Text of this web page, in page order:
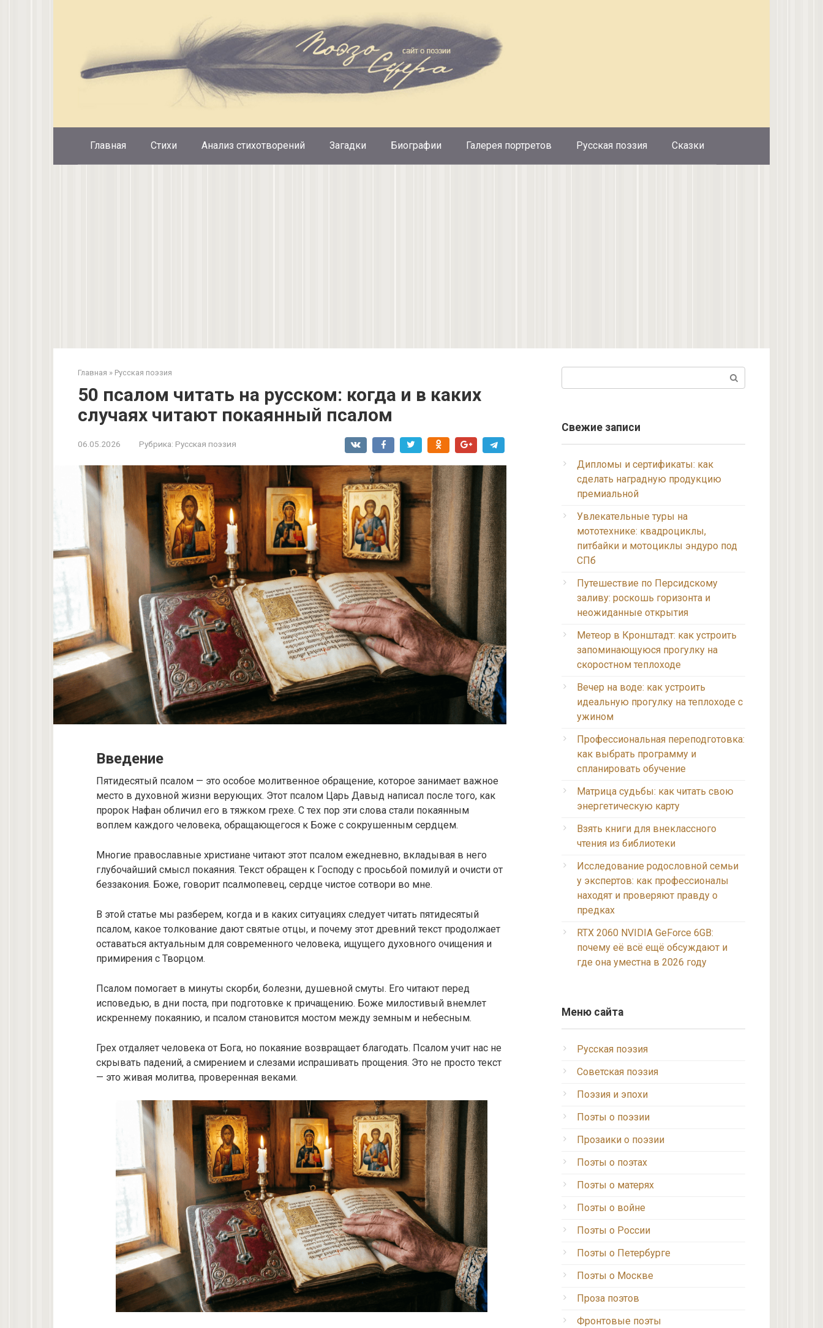
Главная Стихи Анализ стихотворений Загадки Биографии Галерея портретов Русская поэзия Сказки
Главная » Русская поэзия
50 псалом читать на русском: когда и в каких
случаях читают покаянный псалом
06.05.2026 Рубрика: Русская поэзия
Введение
Пятидесятый псалом — это особое молитвенное обращение, которое занимает важное
место в духовной жизни верующих. Этот псалом Царь Давыд написал после того, как
пророк Нафан обличил его в тяжком грехе. С тех пор эти слова стали покаянным
воплем каждого человека, обращающегося к Боже с сокрушенным сердцем.
Многие православные христиане читают этот псалом ежедневно, вкладывая в него
глубочайший смысл покаяния. Текст обращен к Господу с просьбой помилуй и очисти от
беззакония. Боже, говорит псалмопевец, сердце чистое сотвори во мне.
В этой статье мы разберем, когда и в каких ситуациях следует читать пятидесятый
псалом, какое толкование дают святые отцы, и почему этот древний текст продолжает
оставаться актуальным для современного человека, ищущего духовного очищения и
примирения с Творцом.
Псалом помогает в минуты скорби, болезни, душевной смуты. Его читают перед
исповедью, в дни поста, при подготовке к причащению. Боже милостивый внемлет
искреннему покаянию, и псалом становится мостом между земным и небесным.
Грех отдаляет человека от Бога, но покаяние возвращает благодать. Псалом учит нас не
скрывать падений, а смирением и слезами испрашивать прощения. Это не просто текст
— это живая молитва, проверенная веками.
Свежие записи
Дипломы и сертификаты: как
сделать наградную продукцию
премиальной
Увлекательные туры на
мототехнике: квадроциклы,
питбайки и мотоциклы эндуро под
СПб
Путешествие по Персидскому
заливу: роскошь горизонта и
неожиданные открытия
Метеор в Кронштадт: как устроить
запоминающуюся прогулку на
скоростном теплоходе
Вечер на воде: как устроить
идеальную прогулку на теплоходе с
ужином
Профессиональная переподготовка:
как выбрать программу и
спланировать обучение
Матрица судьбы: как читать свою
энергетическую карту
Взять книги для внеклассного
чтения из библиотеки
Исследование родословной семьи
у экспертов: как профессионалы
находят и проверяют правду о
предках
RTX 2060 NVIDIA GeForce 6GB:
почему её всё ещё обсуждают и
где она уместна в 2026 году
Меню сайта
Русская поэзия
Советская поэзия
Поэзия и эпохи
Поэты о поэзии
Прозаики о поэзии
Поэты о поэтах
Поэты о матерях
Поэты о войне
Поэты о России
Поэты о Петербурге
Поэты о Москве
Проза поэтов
Фронтовые поэты